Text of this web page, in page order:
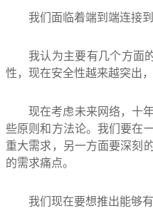
我们面临着端到端连接
我认为主要有几个方面
性，现在安全性越来越突出
现在考虑未来网络，十
些原则和方法论。我们要在
重大需求，另一方面要深刻
的需求痛点。
我们现在要想推出能够